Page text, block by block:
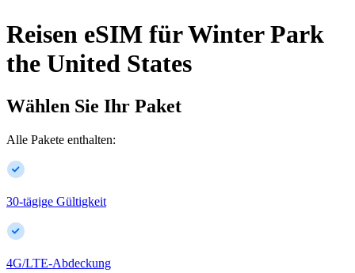
Reisen eSIM fürWinter Park
the United States
Wählen Sie Ihr Paket
Alle Pakete enthalten:
30-tägige Gültigkeit
4G/LTE-Abdeckung